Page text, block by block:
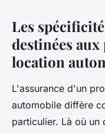
Les
destinées
location
L'assurance d'un
automobile diffère
particulier. Là où un